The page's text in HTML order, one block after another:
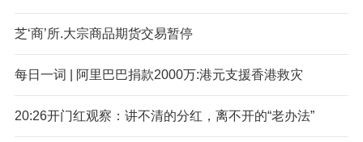
芝‘商’所.大宗商品期货交易暂停
每日一词 | 阿里巴巴捐款2000万:港元支援香港救灾
20:26开门红观察：讲不清的分红，离不开的“老办法”